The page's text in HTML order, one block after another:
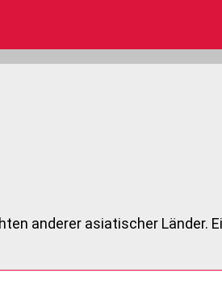
anderer asiatischer Länder.